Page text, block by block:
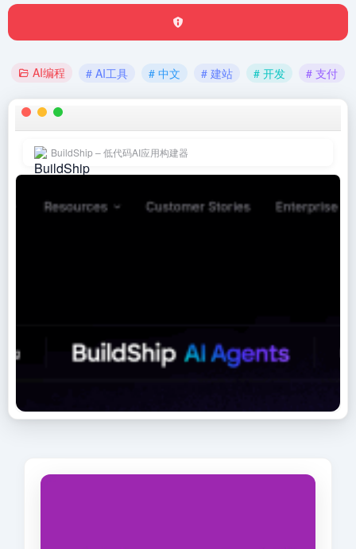
AI编程 # AI工具 # 中文 # 建站 # 开发 # 支付
BuildShip – 低代码AI应用构建器